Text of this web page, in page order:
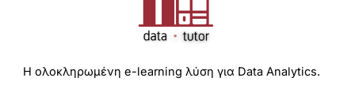
Η ολοκληρωμένη e-learning λύση για Data Analytics.